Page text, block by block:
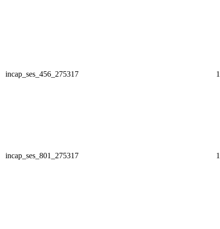
incap_ses_456_275317
incap_ses_801_275317